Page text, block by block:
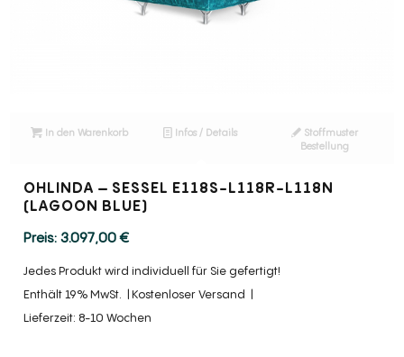
In den Warenkorb Infos / Details
Stoffmuster
Bestellung
OHLINDA – SESSEL E118S-L118R-L118N
(LAGOON BLUE)
3.097,00€
Jedes Produkt wird individuell für Sie gefertigt!
Enthält 19% MwSt.
Kostenloser Versand
Lieferzeit: 8-10 Wochen